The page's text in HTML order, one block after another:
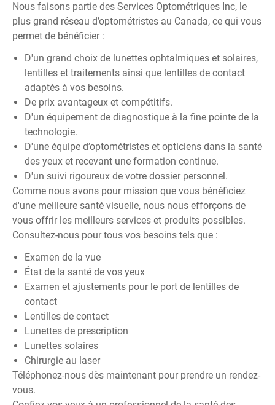
Nous faisons partie des Services Optométriques Inc, le
plus grand réseau d’optométristes au Canada, ce qui vous
permet de bénéficier :
D'un grand choix de lunettes ophtalmiques et solaires,
lentilles et traitements ainsi que lentilles de contact
adaptés à vos besoins.
De prix avantageux et compétitifs.
D'un équipement de diagnostique à la fine pointe de la
technologie.
D'une équipe d’optométristes et opticiens dans la santé
des yeux et recevant une formation continue.
D'un suivi rigoureux de votre dossier personnel.
Comme nous avons pour mission que vous bénéficiez
d'une meilleure santé visuelle, nous nous efforçons de
vous offrir les meilleurs services et produits possibles.
Consultez-nous pour tous vos besoins tels que :
Examen de la vue
État de la santé de vos yeux
Examen et ajustements pour le port de lentilles de
contact
Lentilles de contact
Lunettes de prescription
Lunettes solaires
Chirurgie au laser
Téléphonez-nous dès maintenant pour prendre un rendez-
vous.